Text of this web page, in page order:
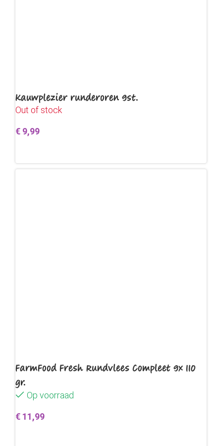
Kauwplezier runderoren 9st.
Out of stock
€ 9,99
FarmFood Fresh Rundvlees Compleet 9x 110
gr.
Op voorraad
€ 11,99